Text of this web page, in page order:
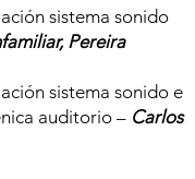
sistema sonido
Pereira
sistema sonido e
auditorio – Carlos